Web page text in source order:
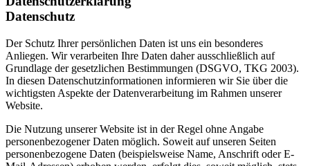
Datenschutz
Der Schutz Ihrer persönlichen Daten ist uns ein besonderes
Anliegen. Wir verarbeiten Ihre Daten daher ausschließlich auf
Grundlage der gesetzlichen Bestimmungen (DSGVO, TKG 2003).
In diesen Datenschutzinformationen informieren wir Sie über die
wichtigsten Aspekte der Datenverarbeitung im Rahmen unserer
Website.
Die Nutzung unserer Website ist in der Regel ohne Angabe
personenbezogener Daten möglich. Soweit auf unseren Seiten
personenbezogene Daten (beispielsweise Name, Anschrift oder E-